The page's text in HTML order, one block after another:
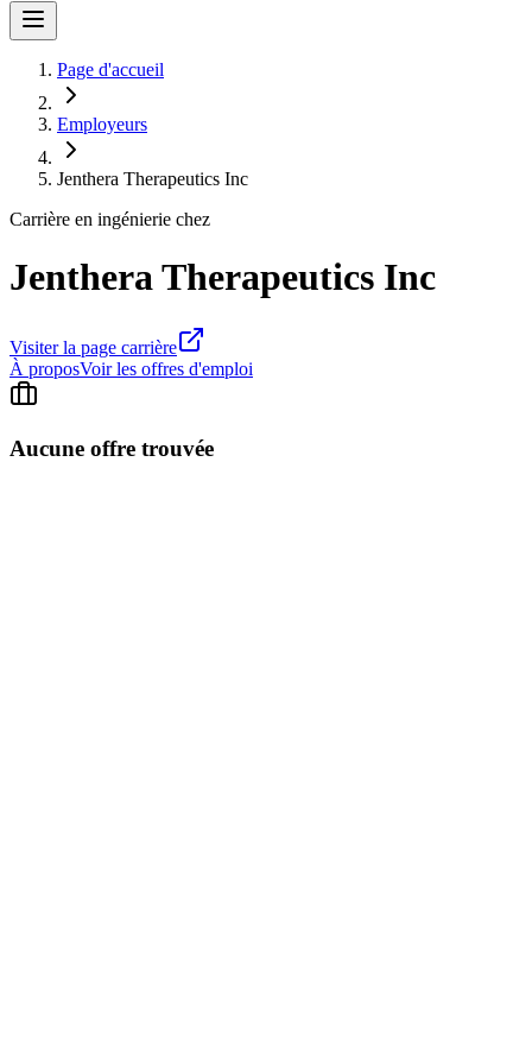
Page d'accueil
Employeurs
Jenthera Therapeutics Inc
Carrière en ingénierie chez
Jenthera Therapeutics Inc
Visiter la page carrière
À proposVoir les offres d'emploi
Aucune offre trouvée